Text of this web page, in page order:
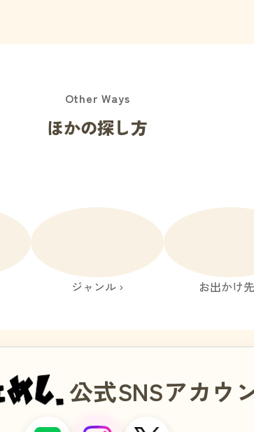
Other Ways
ほかの探し方
ジャンル › お出かけ
公式SNSアカウ